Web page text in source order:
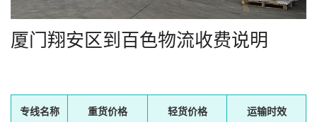
厦门翔安区到百色物流收费说明
专线名称 重货价格 轻货价格 运输时效